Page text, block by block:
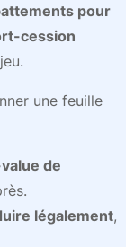
pour
cession
une feuille
de
légalement,